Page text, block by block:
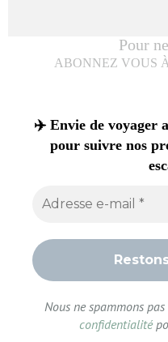
Pour
ABONNEZ VOUS
✈️ Envie de voyager
pour suivre nos
Nous ne spammons
confidentialité